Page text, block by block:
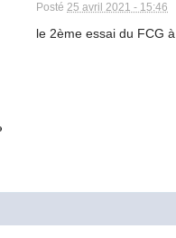
Posté25 avril 2021 - 15:46
le 2ème essai du FCG